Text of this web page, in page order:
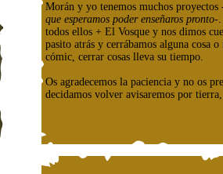
Morán y yo tenemos muchos proyectos
que esperamos poder enseñaros pronto-
todos ellos + El Vosque y nos dimos
pasito atrás y cerrábamos alguna cosa
cómic, cerrar cosas lleva su tiempo.
Os agradecemos la paciencia y no os
decidamos volver avisaremos por